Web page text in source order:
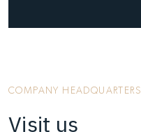
COMPANY HEADQUARTERS
Visit us